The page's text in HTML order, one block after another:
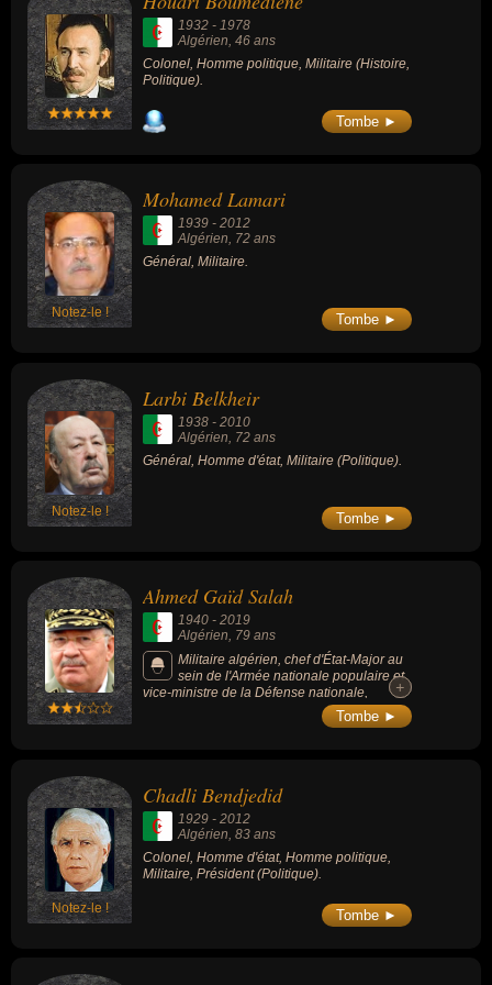
loin de faire l'unanimité en Algérie. Il est
notamment fortement critiqué pour les
purges sanglantes qui se déroulent dans la
Wilaya III durant l'opération bleuite et qui
affaibliront durablement celle-ci. Il est trahi
dans une embuscade tendue par l'armée
française le 28 mars 1959.
1932 - 1978
Algérien , 46 ans
Colonel, Homme politique, Militaire (Histoire,
Politique).
Tombe ►
Notez-le !
Mohamed Lamari
1939 - 2012
Algérien, 72 ans
Général, Militaire.
Tombe ►
Notez-le !
Larbi Belkheir
1938 - 2010
Algérien , 72 ans
Général, Homme d'état, Militaire (Politique).
Tombe ►
Ahmed Gaïd Salah
1940 - 2019
Algérien, 79 ans
Militaire algérien, chef d'État-Major au
sein de l'Armée nationale populaire et
vice-ministre de la Défense nationale,
devenu la bête noire des manifestants en
2019 à la suite de manifestations de masse
pouvoir quelques jours après l'investiture du
nouveau président Abdelmadjid Tebboune. Il
était le dernier haut responsable à avoir
participé à la guerre d’indépendance de
l’Algérie.
+
+
Tombe ►
Notez-le !
Chadli Bendjedid
1929 - 2012
Algérien , 83 ans
Colonel, Homme d'état, Homme politique,
Militaire, Président (Politique).
Tombe ►